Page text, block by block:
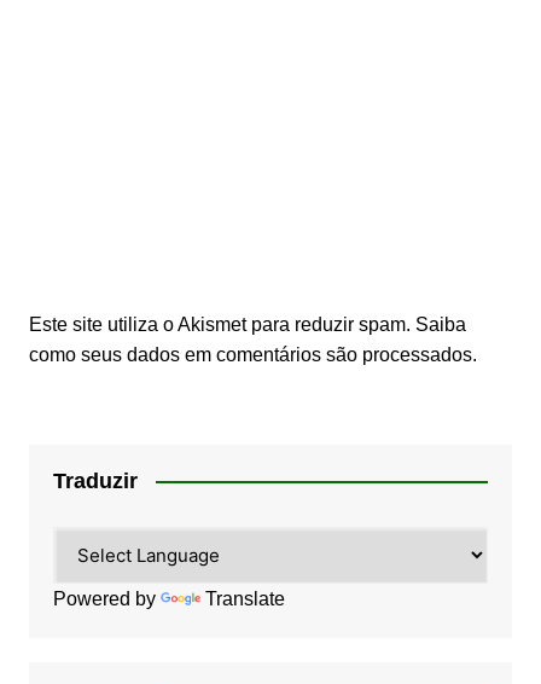
Este site utiliza o Akismet para reduzir spam. Saiba
como seus dados em comentários são processados.
Traduzir
Powered by Translate